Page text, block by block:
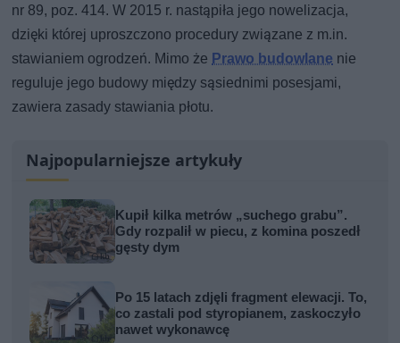
nr 89, poz. 414. W 2015 r. nastąpiła jego nowelizacja,
dzięki której uproszczono procedury związane z m.in.
stawianiem ogrodzeń. Mimo że Prawo budowlane nie
reguluje jego budowy między sąsiednimi posesjami,
zawiera zasady stawiania płotu.
Najpopularniejsze artykuły
Kupił kilka metrów „suchego grabu”.
Gdy rozpalił w piecu, z komina poszedł
gęsty dym
Po 15 latach zdjęli fragment elewacji. To,
co zastali pod styropianem, zaskoczyło
nawet wykonawcę